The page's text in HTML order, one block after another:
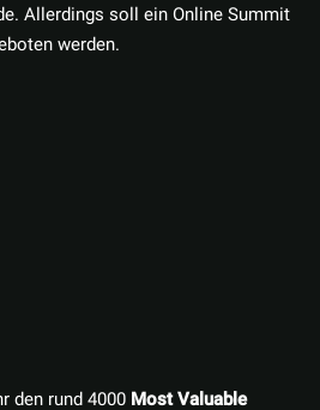
Allerdings soll ein Online Summit
werden.
den rund 4000 Most Valuable